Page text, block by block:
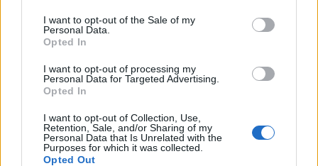
I want to opt-out of the Sale of my
Personal Data.
Opted In
I want to opt-out of processing my
Personal Data for Targeted Advertising.
Opted In
I want to opt-out of Collection, Use,
Retention, Sale, and/or Sharing of my
Personal Data that Is Unrelated with the
Purposes for which it was collected.
Opted Out
– Euromoney 2015 Awards for Excellence, ktoré udeľuje
britský odborný časopis Euromoney. Neskôr bodovala aj
prestížne ocenenie TREND TOP 2015 v kategórii Banka
roka. V súťaži slovenského ekonomického týždenníka si
histórii a po štvrtýkrát po sebe.